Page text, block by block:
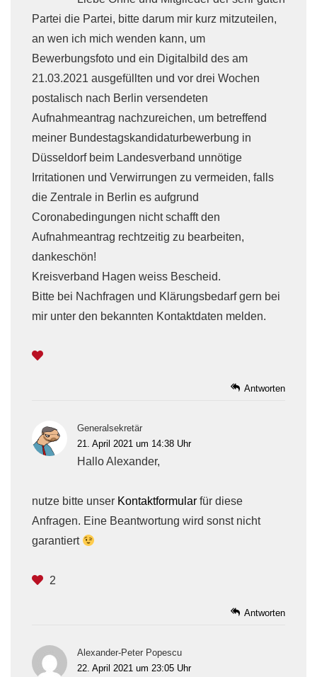
Partei die Partei, bitte darum mir kurz mitzuteilen,
an wen ich mich wenden kann, um
Bewerbungsfoto und ein Digitalbild des am
21.03.2021 ausgefüllten und vor drei Wochen
postalisch nach Berlin versendeten
Aufnahmeantrag nachzureichen, um betreffend
meiner Bundestagskandidaturbewerbung in
Düsseldorf beim Landesverband unnötige
Irritationen und Verwirrungen zu vermeiden, falls
die Zentrale in Berlin es aufgrund
Coronabedingungen nicht schafft den
Aufnahmeantrag rechtzeitig zu bearbeiten,
dankeschön!
Kreisverband Hagen weiss Bescheid.
Bitte bei Nachfragen und Klärungsbedarf gern bei
mir unter den bekannten Kontaktdaten melden.
Antworten
Generalsekretär
21. April 2021 um 14:38 Uhr
Hallo Alexander,
nutze bitte unser Kontaktformular für diese
Anfragen. Eine Beantwortung wird sonst nicht
garantiert
2
Antworten
Alexander-Peter Popescu
22. April 2021 um 23:05 Uhr